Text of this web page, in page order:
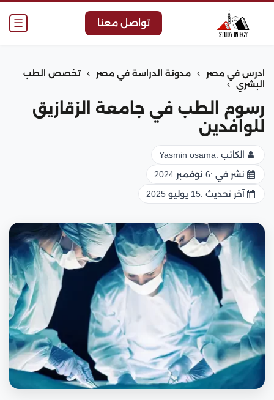
☰ تواصل معنا
ادرس في مصر › مدونة الدراسة في مصر ›
تخصص الطب
البشري
›
رسوم الطب في جامعة الزقازيق
للوافدين
الكاتب :Yasmin osama
نشر في :6 نوفمبر 2024
آخر تحديث :15 يوليو 2025